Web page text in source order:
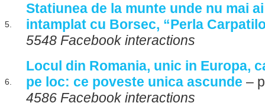
5.
Statiunea de la munte unde nu mai
intamplat cu Borsec, “Perla
5548 Facebook interactions
6.
Locul din Romania, unic in Europa,
pe loc: ce poveste unica ascunde –
4586 Facebook interactions